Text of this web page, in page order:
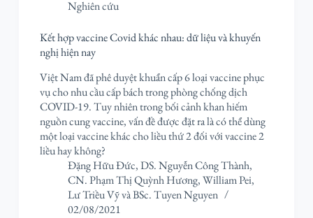
Nghiên cứu
Kết hợp vaccine Covid khác nhau: dữ liệu và khuyến
nghị hiện nay
Việt Nam đã phê duyệt khuẩn cấp 6 loại vaccine phục
vụ cho nhu cầu cấp bách trong phòng chống dịch
COVID-19. Tuy nhiên trong bối cảnh khan hiếm
nguồn cung vaccine, vấn đề được đặt ra là có thể dùng
một loại vaccine khác cho liều thứ 2 đối với vaccine 2
liều hay không?
Đặng Hữu Đức,DS. Nguyễn Công Thành,
CN. Phạm Thị Quỳnh Hương,William Pei,
Lư Triều VỹvàBSc. Tuyen Nguyen
02/08/2021